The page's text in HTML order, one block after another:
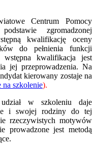
Centrum Pomocy
zgromadzonej
kwalifikację oceny
do pełnienia funkcji
wstępna kwalifikacja jest
jej przeprowadzenia. Na
kierowany zostaje na
szkolenie).
w szkoleniu daje
i swojej rodziny do tej
rzeczywistych motywów
prowadzone jest metodą